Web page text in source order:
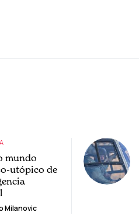
mundo
utópico de
Milanovic